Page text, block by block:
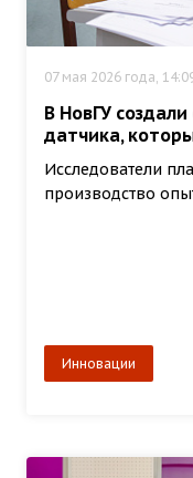
07 мая 2026 года,
В НовГУ
датчика,
Исследователи
производство
Инновации